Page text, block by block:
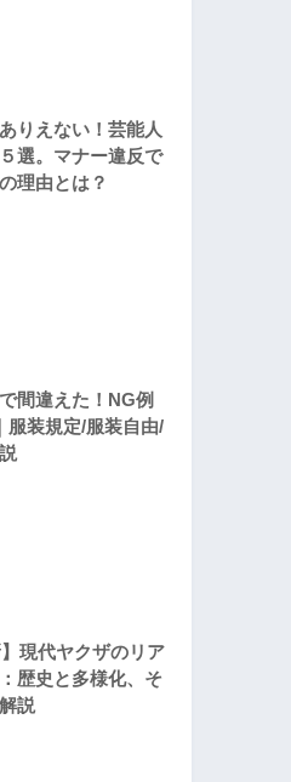
りえない！芸能人
選。マナー違反で
理由とは？
間違えた！NG例
服装規定/服装自由/
】現代ヤクザのリア
歴史と多様化、そ
説